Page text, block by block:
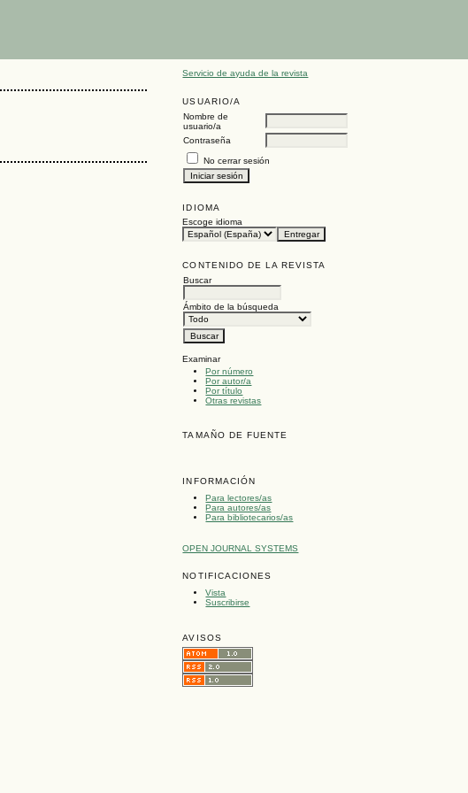
Servicio de ayuda de la revista
USUARIO/A
Nombre de
usuario/a
Contraseña
No cerrar sesión
IDIOMA
Escoge idioma
CONTENIDO DE LA REVISTA
Buscar
Ámbito de la búsqueda
Examinar
Por número
Por autor/a
Por título
Otras revistas
TAMAÑO DE FUENTE
INFORMACIÓN
Para lectores/as
Para autores/as
Para bibliotecarios/as
OPEN JOURNAL SYSTEMS
NOTIFICACIONES
Vista
Suscribirse
AVISOS